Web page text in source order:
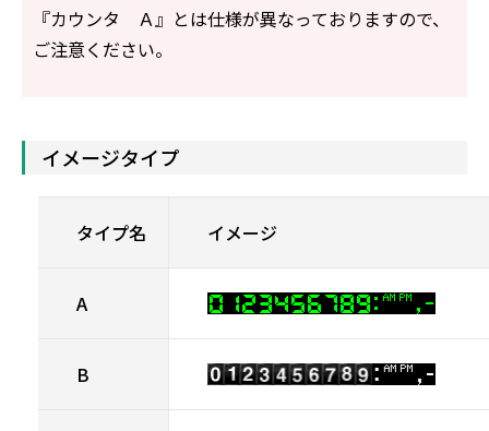
『カウンタ Ａ』とは仕様が異なっておりますので、
ご注意ください。
イメージタイプ
タイプ名 イメージ
A
B